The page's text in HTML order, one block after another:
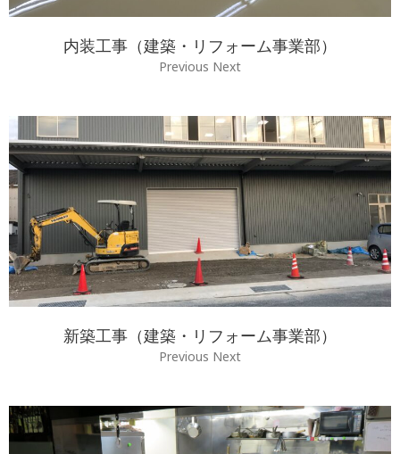
内装工事（建築・リフォーム事業部）
Previous Next
新築工事（建築・リフォーム事業部）
Previous Next